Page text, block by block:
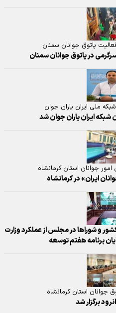
پاتوق جوانان سمنان
در پاتوق جوانان سمنان
ملی ایران یاران جوان
ایران یاران جوان شد
جوانان استان کرمانشاه
ایران» در کرمانشاه
و شورا‌ها در مجلس از عملکرد وزارت
برنامه هفتم توسعه
جوانان استان کرمانشاه
برگزار شد